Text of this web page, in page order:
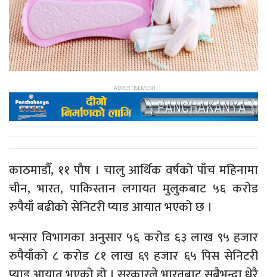
काठमाडौँ, ११ पौष । चालु आर्थिक वर्षको पाँच महिनामा
चीन, भारत, पाकिस्तान लगायत मुलुकबाट ५६ करोड
रुपैयाँ बढीको सेनिटरी प्याड आयात भएको छ ।
भन्सार विभागका अनुसार ५६ करोड ६३ लाख ९५ हजार
रुपैयाँको ८ करोड ८१ लाख ६९ हजार ६५ पिस सेनिटरी